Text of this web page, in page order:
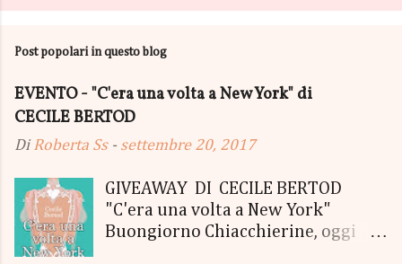
Post popolari in questo blog
EVENTO - "C'era una volta a New York" di
CECILE BERTOD
Di Roberta Ss - settembre 20, 2017
GIVEAWAY DI CECILE BERTOD
"C'era una volta a New York"
Buongiorno Chiacchierine, oggi